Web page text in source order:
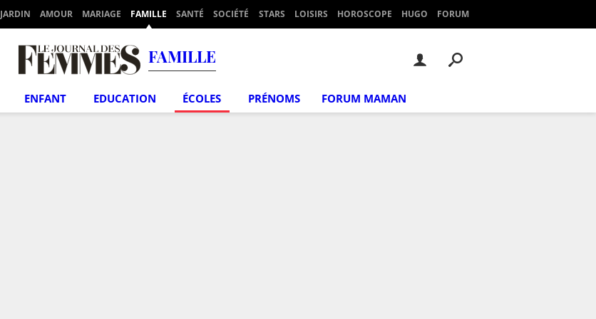
JARDIN AMOUR MARIAGE FAMILLE SANTÉ SOCIÉTÉ STARS LOISIRS HOROSCOPE HUGO FORUM
FAMILLE
ENFANT EDUCATION ÉCOLES PRÉNOMS FORUM MAMAN